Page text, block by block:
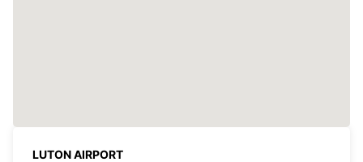
LUTON AIRPORT